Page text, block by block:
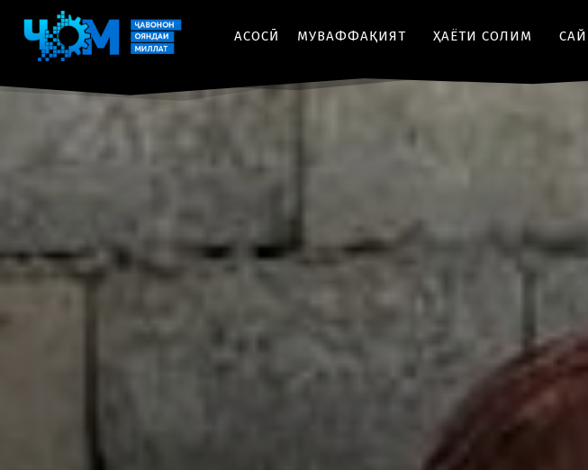
АСОСӢ МУВАФФАҚИЯТ ҲАЁТИ СОЛИМ